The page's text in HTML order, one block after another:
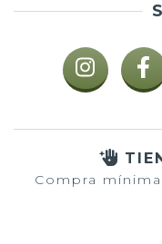
Compra